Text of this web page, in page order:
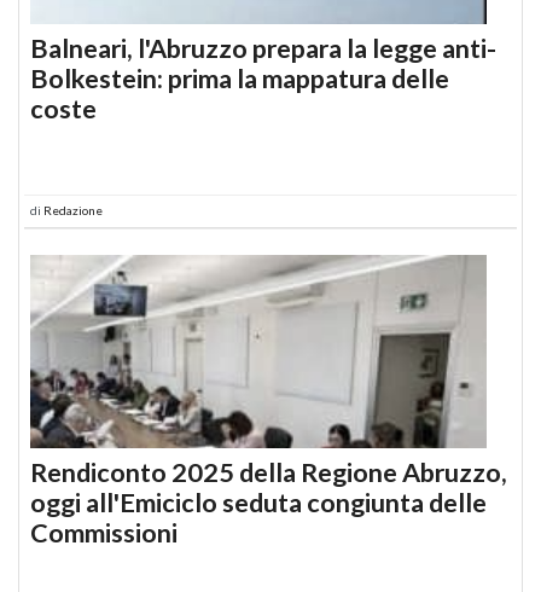
Balneari, l'Abruzzo prepara la legge anti-
Bolkestein: prima la mappatura delle
coste
di Redazione
Rendiconto 2025 della Regione Abruzzo,
oggi all'Emiciclo seduta congiunta delle
Commissioni